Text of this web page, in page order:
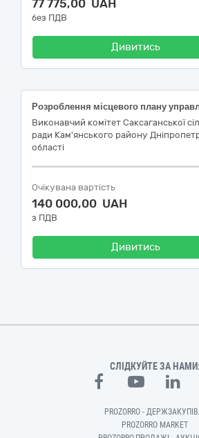
77 775,00 UAH
без ПДВ
Дивитись
Виконавчий комітет Саксаганської
ради Кам'янського району
області
Очікувана вартість
140 000,00 UAH
з ПДВ
Дивитись
СЛІДКУЙТЕ ЗА НАМИ:
PROZORRO -
PROZORRO MARKET